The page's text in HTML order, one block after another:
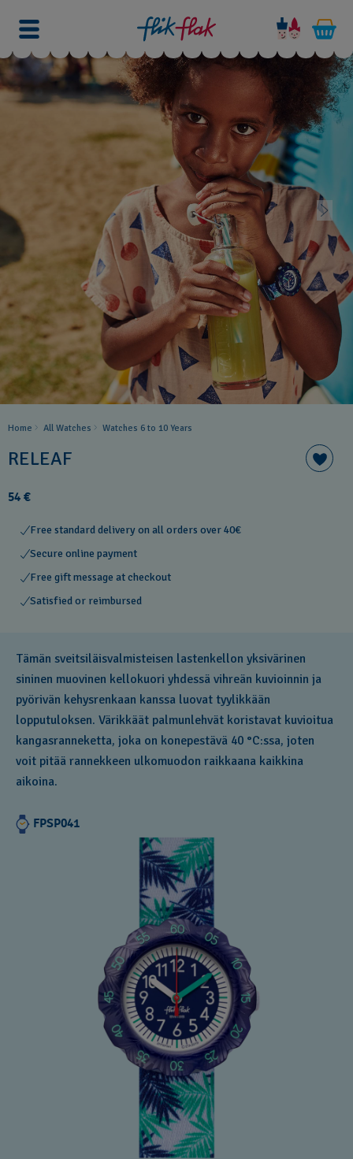
Home All Watches Watches 6 to 10 Years​
RELEAF
54 €
Free standard delivery on all orders over 40€
Secure online payment
Free gift message at checkout
Satisfied or reimbursed
Tämän sveitsiläisvalmisteisen lastenkellon yksivärinen
sininen muovinen kellokuori yhdessä vihreän kuvioinnin ja
pyörivän kehysrenkaan kanssa luovat tyylikkään
lopputuloksen. Värikkäät palmunlehvät koristavat kuvioitua
kangasranneketta, joka on konepestävä 40 °C:ssa, joten
voit pitää rannekkeen ulkomuodon raikkaana kaikkina
aikoina.
FPSP041